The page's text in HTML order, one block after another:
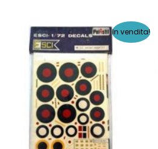
In vendita!